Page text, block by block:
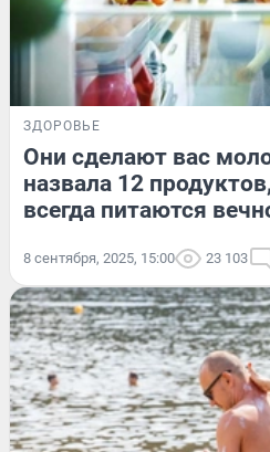
ЗДОРОВЬЕ
Они сделают вас
назвала 12
всегда питаются
8 сентября, 2025, 15:00 23 103